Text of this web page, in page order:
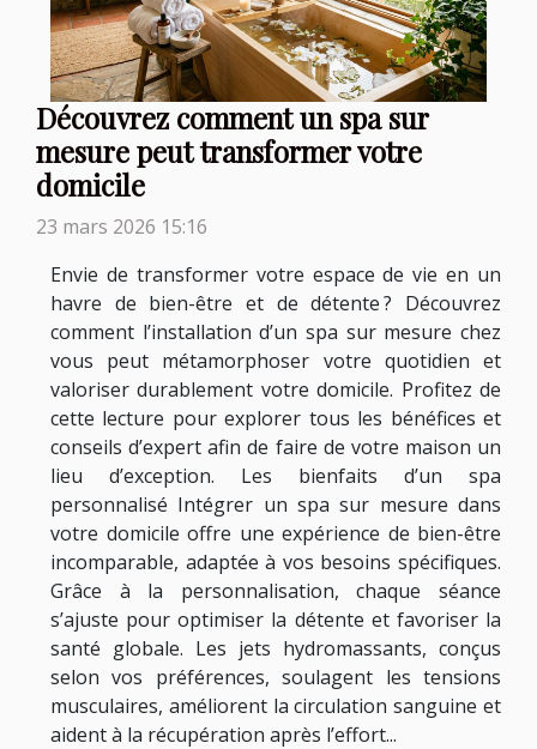
Découvrez comment un spa sur
mesure peut transformer votre
domicile
23 mars 2026 15:16
Envie de transformer votre espace de vie en un
havre de bien-être et de détente ? Découvrez
comment l’installation d’un spa sur mesure chez
vous peut métamorphoser votre quotidien et
valoriser durablement votre domicile. Profitez de
cette lecture pour explorer tous les bénéfices et
conseils d’expert afin de faire de votre maison un
lieu d’exception. Les bienfaits d’un spa
personnalisé Intégrer un spa sur mesure dans
votre domicile offre une expérience de bien-être
incomparable, adaptée à vos besoins spécifiques.
Grâce à la personnalisation, chaque séance
s’ajuste pour optimiser la détente et favoriser la
santé globale. Les jets hydromassants, conçus
selon vos préférences, soulagent les tensions
musculaires, améliorent la circulation sanguine et
aident à la récupération après l’effort...